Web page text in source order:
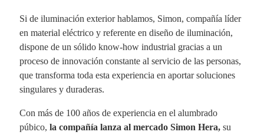
Si de iluminación exterior hablamos, Simon, compañía líder
en material eléctrico y referente en diseño de iluminación,
dispone de un sólido know-how industrial gracias a un
proceso de innovación constante al servicio de las personas,
que transforma toda esta experiencia en aportar soluciones
singulares y duraderas.
Con más de 100 años de experiencia en el alumbrado
púbico, la compañía lanza al mercado Simon Hera,su